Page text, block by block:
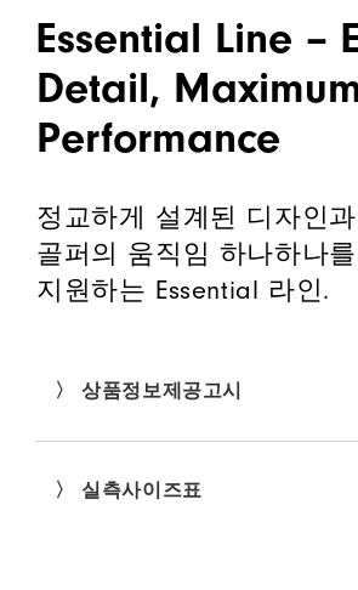
Essential Line –
Detail,
Performance
정교하게 설계된 디자인
골퍼의 움직임 하나하나
지원하는 Essential 라인.
〉 상품정보제공고시
〉 실측사이즈표